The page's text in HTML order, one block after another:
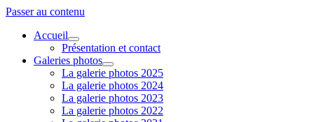
Passer au contenu
Accueil
ouvrir
menu
Présentation et contact
Galeries photos
ouvrir
menu
La galerie photos 2025
La galerie photos 2024
La galerie photos 2023
La galerie photos 2022